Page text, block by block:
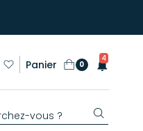
Panier 0
4